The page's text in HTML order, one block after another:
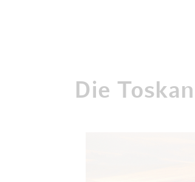
Die